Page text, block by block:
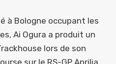
à Bologne occupant les
Ai Ogura a produit un
lors de son
sur le RS-GP Aprilia.